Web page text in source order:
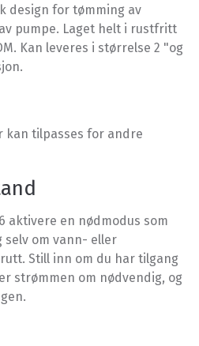
design for tømming av
pumpe. Laget helt i rustfritt
Kan leveres i størrelse 2 "og
kan tilpasses for andre
aktivere en nødmodus som
om vann- eller
Still inn om du har tilgang
strømmen om nødvendig, og